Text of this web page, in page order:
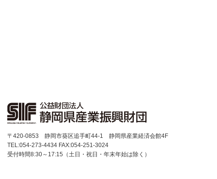
〒420-0853 静岡市葵区追手町44-1 静岡県産業経済会館4F
TEL:054-273-4434 FAX:054-251-3024
受付時間8:30～17:15（土日・祝日・年末年始は除く）